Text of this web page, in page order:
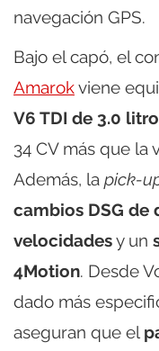
navegación GPS.
Bajo el capó, el
Amarokviene
V6 TDI de 3.0
34 CV más que la
Además, la pick-
cambios DSG de
velocidadesy un
4Motion. Desde
dado más
aseguran que el